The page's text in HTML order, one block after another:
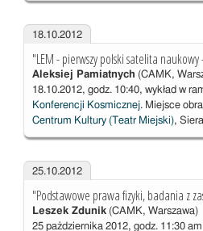
18.10.2012
"LEM - pierwszy polski satelita
Aleksiej Pamiatnych (CAMK,
18.10.2012, godz. 10:40, wykład w
Konferencji Kosmicznej. Miejsce
Centrum Kultury (Teatr Miejski),
25.10.2012
"Podstawowe prawa fizyki, badania z
Leszek Zdunik(CAMK, Warszawa)
25 pażdziernika 2012, godz. 11:30